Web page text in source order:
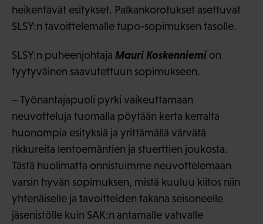
heikentävät esitykset. Palkankorotukset asettuvat
SLSY:n tavoittelemalle tupo-sopimuksen tasolle.
SLSY:n puheenjohtaja Mauri Koskenniemi on
tyytyväinen saavutettuun sopimukseen.
– Työnantajapuoli pyrki vaikeuttamaan
neuvotteluja tuomalla pöytään kerta kerralta
huonompia esityksiä ja yrittämällä värvätä
rikkureita lentoemäntien ja stuerttien joukosta.
Tästä huolimatta onnistuimme neuvottelemaan
varsin hyvän sopimuksen, mistä kuuluu kiitos niin
yhtenäiselle ja tavoitteiden takana seisoneelle
jäsenistölle kuin SAK:n antamalle vahvalle